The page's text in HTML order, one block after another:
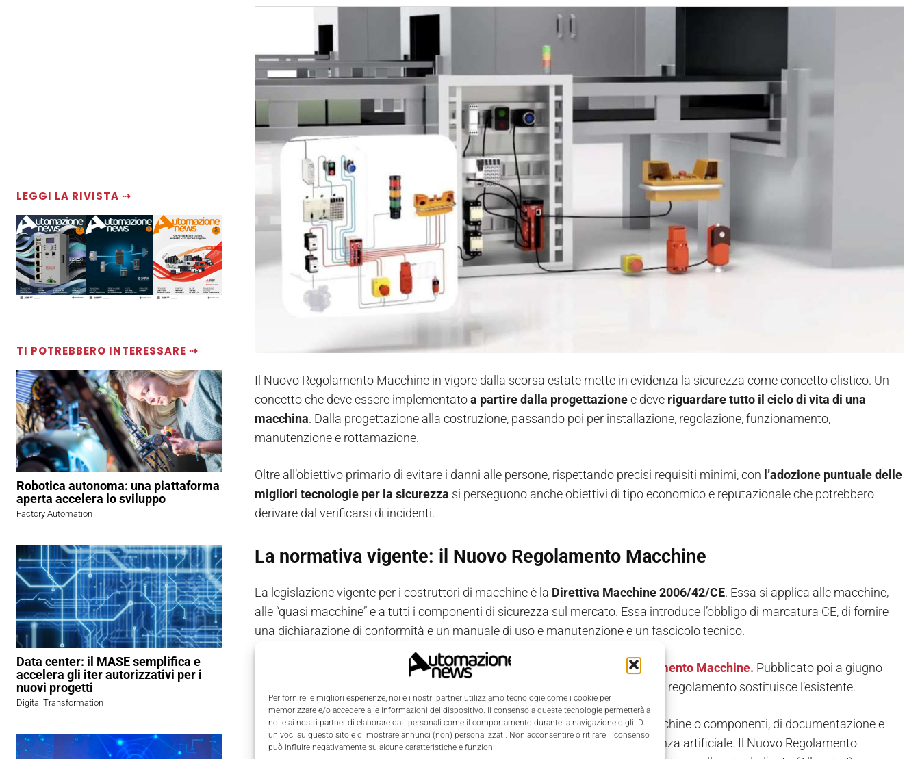
Per fornire le migliori esperienze, noi e i nostri partner utilizziamo tecnologie come i cookie per
memorizzare e/o accedere alle informazioni del dispositivo. Il consenso a queste tecnologie permetterà a
noi e ai nostri partner di elaborare dati personali come il comportamento durante la navigazione o gli ID
univoci su questo sito e di mostrare annunci (non) personalizzati. Non acconsentire o ritirare il consenso
può influire negativamente su alcune caratteristiche e funzioni.
LEGGI LA RIVISTA ⇢
TI POTREBBERO INTERESSARE ⇢
Robotica autonoma: una piattaforma
aperta accelera lo sviluppo
Factory Automation
Data center: il MASE semplifica e
accelera gli iter autorizzativi per i
nuovi progetti
Digital Transformation
Il Nuovo Regolamento Macchine in vigore dalla scorsa estate mette in evidenza la sicurezza come concetto olistico. Un
concetto che deve essere implementatoa partire dalla progettazionee deve riguardare tutto il ciclo di vita di una
macchina. Dalla progettazione alla costruzione, passando poi per installazione, regolazione, funzionamento,
manutenzione e rottamazione.
Oltre all’obiettivo primario di evitare i danni alle persone, rispettando precisi requisiti minimi, con l’adozione puntuale delle
migliori tecnologie per la sicurezza si perseguono anche obiettivi di tipo economico e reputazionale che potrebbero
derivare dal verificarsi di incidenti.
La normativa vigente: il Nuovo Regolamento Macchine
La legislazione vigente per i costruttori di macchine è la Direttiva Macchine 2006/42/CE. Essa si applica alle macchine,
alle “quasi macchine” e a tutti i componenti di sicurezza sul mercato. Essa introduce l’obbligo di marcatura CE, di fornire
una dichiarazione di conformità e un manuale di uso e manutenzione e un fascicolo tecnico.
Il 18 aprile 2023 è stato approvato dal Parlamento Europeo il Nuovo Regolamento Macchine. Pubblicato poi a giugno
: questo regolamento sostituisce l’esistente.
Esso introduce specifiche previsioni in tema di modifica sostanziale alle macchine o componenti, di documentazione e
digitalizzazione, di cybersecurity e comando remoto delle macchine, intelligenza artificiale. Il Nuovo Regolamento